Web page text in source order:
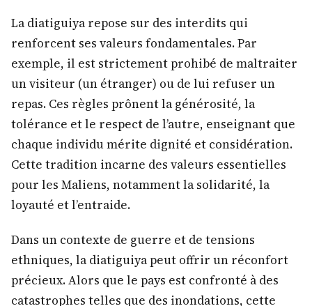
La diatiguiya repose sur des interdits qui
renforcent ses valeurs fondamentales. Par
exemple, il est strictement prohibé de maltraiter
un visiteur (un étranger) ou de lui refuser un
repas. Ces règles prônent la générosité, la
tolérance et le respect de l’autre, enseignant que
chaque individu mérite dignité et considération.
Cette tradition incarne des valeurs essentielles
pour les Maliens, notamment la solidarité, la
loyauté et l’entraide.
Dans un contexte de guerre et de tensions
ethniques, la diatiguiya peut offrir un réconfort
précieux. Alors que le pays est confronté à des
catastrophes telles que des inondations, cette